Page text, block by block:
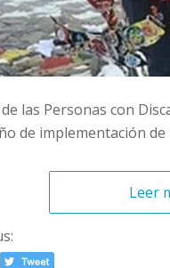
las Personas con
de implementación de
Leer